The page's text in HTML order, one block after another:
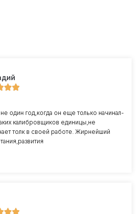
один год,когда он еще только начинал-
калибровщиков единицы,не
толк в своей работе. Жирнейший